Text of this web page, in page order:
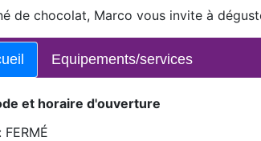
de chocolat, Marco vous invite à
Equipements/services
et horaire d'ouverture
FERMÉ